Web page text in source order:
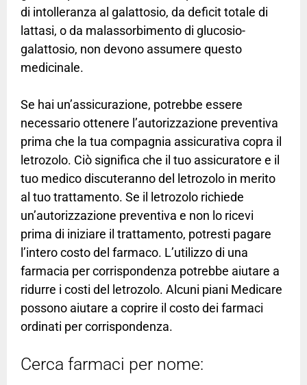
di intolleranza al galattosio, da deficit totale di
lattasi, o da malassorbimento di glucosio-
galattosio, non devono assumere questo
medicinale.
Se hai un’assicurazione, potrebbe essere
necessario ottenere l’autorizzazione preventiva
prima che la tua compagnia assicurativa copra il
letrozolo. Ciò significa che il tuo assicuratore e il
tuo medico discuteranno del letrozolo in merito
al tuo trattamento. Se il letrozolo richiede
un’autorizzazione preventiva e non lo ricevi
prima di iniziare il trattamento, potresti pagare
l’intero costo del farmaco. L’utilizzo di una
farmacia per corrispondenza potrebbe aiutare a
ridurre i costi del letrozolo. Alcuni piani Medicare
possono aiutare a coprire il costo dei farmaci
ordinati per corrispondenza.
Cerca farmaci per nome: